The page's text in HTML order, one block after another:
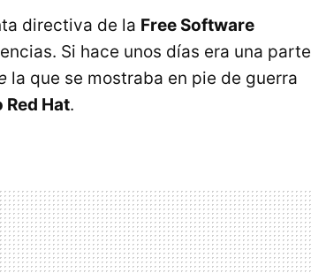
directiva de la Free Software
Si hace unos días era una parte
la que se mostraba en pie de guerra
Hat.